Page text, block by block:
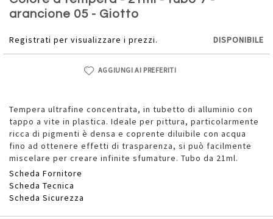
arancione 05 - Giotto
Registrati per visualizzare i prezzi. DISPONIBILE
AGGIUNGI AI PREFERITI
Tempera ultrafine concentrata, in tubetto di alluminio con
tappo a vite in plastica. Ideale per pittura, particolarmente
ricca di pigmenti è densa e coprente diluibile con acqua
fino ad ottenere effetti di trasparenza, si può facilmente
miscelare per creare infinite sfumature. Tubo da 21ml.
Scheda Fornitore
Scheda Tecnica
Scheda Sicurezza
della
galleria
immagini